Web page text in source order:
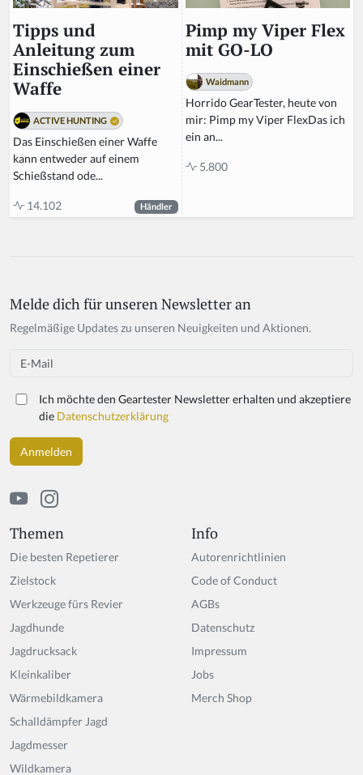
Tipps und
Anleitung zum
Einschießen einer
Waffe
ACTIVE HUNTING
Das Einschießen einer Waffe
kann entweder auf einem
Schießstand ode...
14.102 Händler
Pimp my Viper Flex
mit GO-LO
Waidmann
Horrido GearTester, heute von
mir: Pimp my Viper FlexDas ich
ein an...
5.800
Themen
Die besten Repetierer
Zielstock
Werkzeuge fürs Revier
Jagdhunde
Jagdrucksack
Kleinkaliber
Wärmebildkamera
Schalldämpfer Jagd
Jagdmesser
Wildkamera
Info
Autorenrichtlinien
Code of Conduct
AGBs
Datenschutz
Impressum
Jobs
Merch Shop
If
y
h
a
n,
ig
n
o
r
t
hi
s
el
d
Melde dich für unseren Newsletter an
Regelmäßige Updates zu unseren Neuigkeiten und Aktionen.
Email
Ich möchte den Geartester Newsletter erhalten und akzeptiere
die Datenschutzerklärung